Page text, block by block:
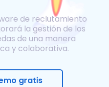
de reclutamiento
la gestión de los
de una manera
y colaborativa.
gratis